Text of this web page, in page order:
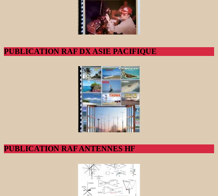
PUBLICATION RAF DX ASIE PACIFIQUE
PUBLICATION RAF ANTENNES HF